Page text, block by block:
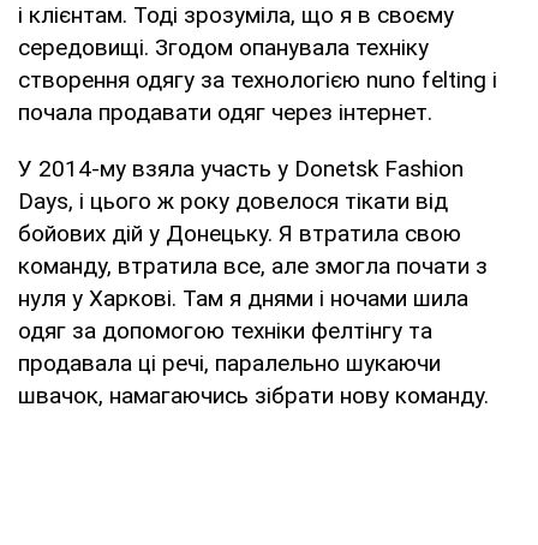
і клієнтам. Тоді зрозуміла, що я в своєму
середовищі. Згодом опанувала техніку
створення одягу за технологією nuno felting і
почала продавати одяг через інтернет.
У 2014-му взяла участь у Donetsk Fashion
Days, і цього ж року довелося тікати від
бойових дій у Донецьку. Я втратила свою
команду, втратила все, але змогла почати з
нуля у Харкові. Там я днями і ночами шила
одяг за допомогою техніки фелтінгу та
продавала ці речі, паралельно шукаючи
швачок, намагаючись зібрати нову команду.